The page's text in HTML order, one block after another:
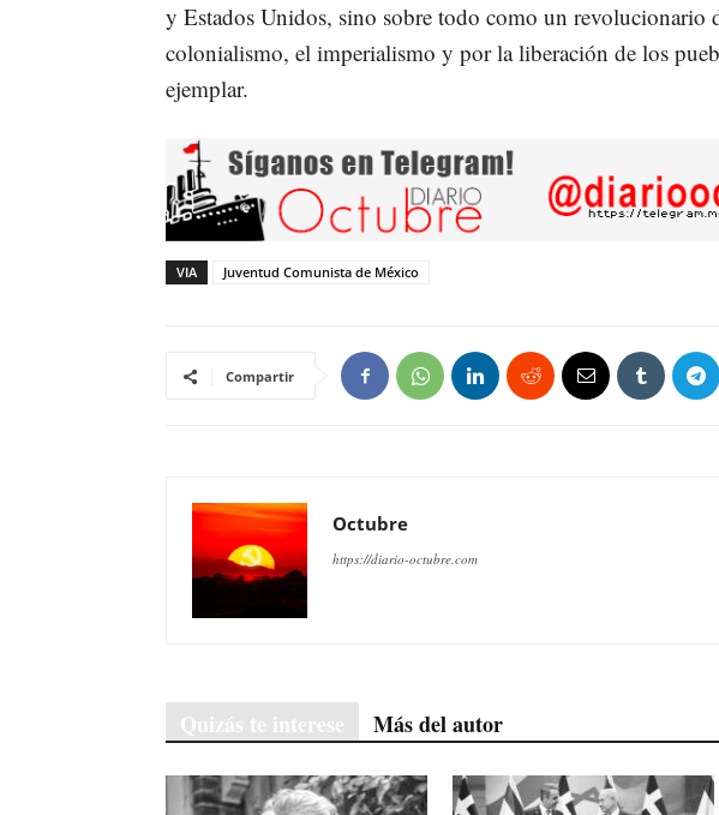
y Estados Unidos, sino sobre todo como un revolucionario
colonialismo, el imperialismo y por la liberación de los
ejemplar.
VIA Juventud Comunista de México
Compartir
Octubre
https://diario-octubre.com
Quizás te interese Más del autor